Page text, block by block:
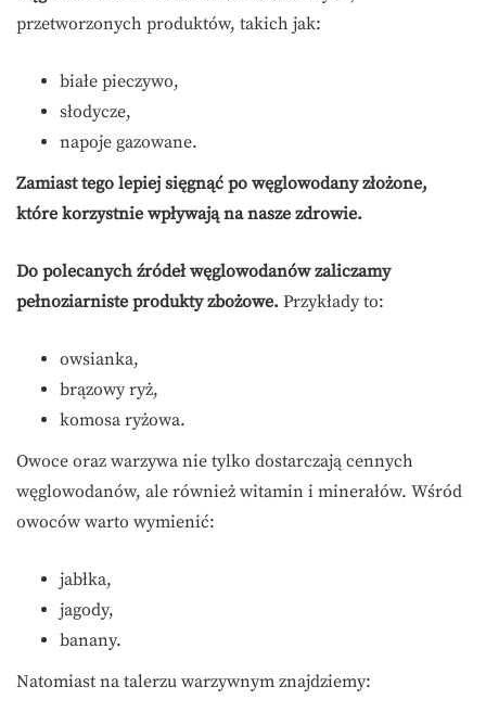
przetworzonych produktów, takich jak:
białe pieczywo,
słodycze,
napoje gazowane.
Zamiast tego lepiej sięgnąć po węglowodany złożone,
które korzystnie wpływają na nasze zdrowie.
Do polecanych źródeł węglowodanów zaliczamy
pełnoziarniste produkty zbożowe. Przykłady to:
owsianka,
brązowy ryż,
komosa ryżowa.
Owoce oraz warzywa nie tylko dostarczają cennych
węglowodanów, ale również witamin i minerałów. Wśród
owoców warto wymienić:
jabłka,
jagody,
banany.
Natomiast na talerzu warzywnym znajdziemy: